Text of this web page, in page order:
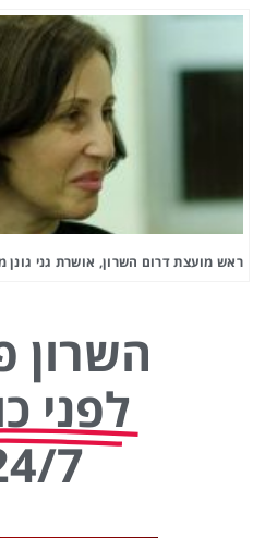
ראש מועצת דרום השרון, אושרת גני גונן
השרון
לפני
7